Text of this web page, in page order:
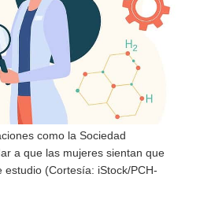
como la Sociedad
a que las mujeres sientan que
(Cortesía: iStock/PCH-